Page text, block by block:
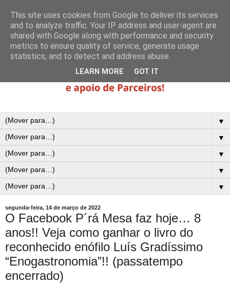
▼
▼
▼
▼
▼
segunda-feira, 14 de março de 2022
O Facebook P´rá Mesa faz hoje… 8
anos!! Veja como ganhar o livro do
reconhecido enófilo Luís Gradíssimo
“Enogastronomia”!! (passatempo
encerrado)
This site uses cookies from Google to deliver its services
and to analyze traffic. Your IP address and user-agent are
shared with Google along with performance and security
metrics to ensure quality of service, generate usage
statistics, and to detect and address abuse.
LEARN MORE GOT IT